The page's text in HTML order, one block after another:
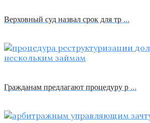
Верховный суд назвал срок для тр …
Гражданам предлагают процедуру р …